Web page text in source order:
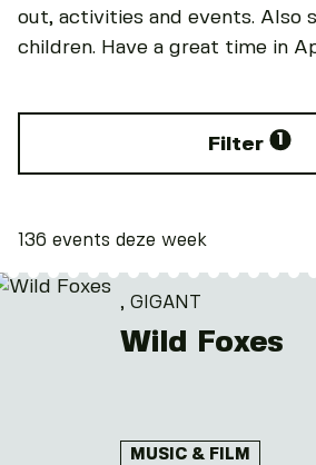
out, activities and events. Also
children. Have a great time in
Filter 1
136 events deze week
, GIGANT
Wild Foxes
MUSIC & FILM